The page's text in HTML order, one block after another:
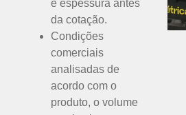
e espessura antes
da cotação.
Condições
comerciais
analisadas de
acordo com o
produto, o volume